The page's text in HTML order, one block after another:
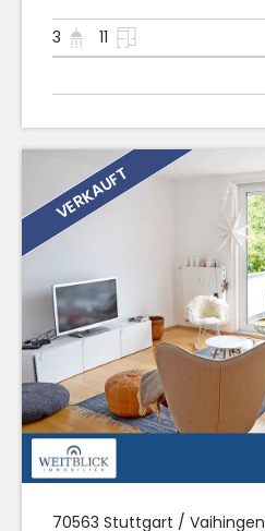
3
11
VERKAUFT
70563 Stuttgart / Vaihingen